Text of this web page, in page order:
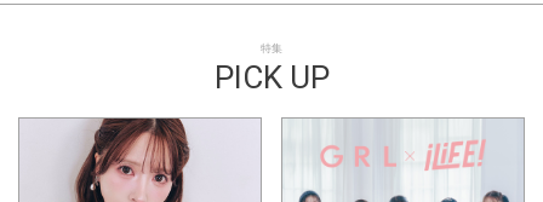
特集
PICK UP